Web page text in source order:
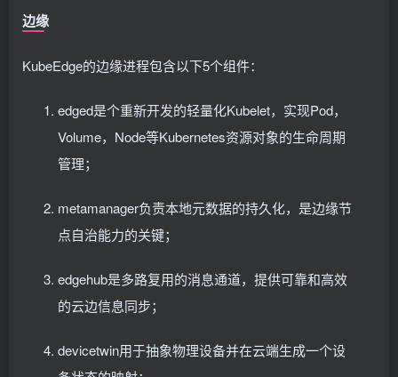
边缘
KubeEdge的边缘进程包含以下5个组件：
edged是个重新开发的轻量化Kubelet，实现Pod，
Volume，Node等Kubernetes资源对象的生命周期
管理；
metamanager负责本地元数据的持久化，是边缘节
点自治能力的关键；
edgehub是多路复用的消息通道，提供可靠和高效
的云边信息同步；
devicetwin用于抽象物理设备并在云端生成一个设